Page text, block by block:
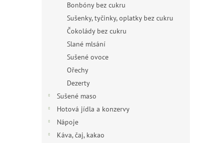
Bonbóny bez cukru
Sušenky, tyčinky, oplatky bez cukru
Čokolády bez cukru
Slané mlsání
Sušené ovoce
Ořechy
Dezerty
Sušené maso
Hotová jídla a konzervy
Nápoje
Káva, čaj, kakao